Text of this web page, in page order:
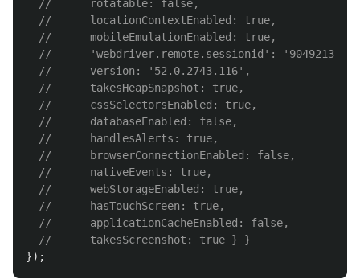
//      rotatable: false,
//      locationContextEnabled: true,
//      mobileEmulationEnabled: true,
//      'webdriver.remote.sessionid': '9049213d-
//      version: '52.0.2743.116',
//      takesHeapSnapshot: true,
//      cssSelectorsEnabled: true,
//      databaseEnabled: false,
//      handlesAlerts: true,
//      browserConnectionEnabled: false,
//      nativeEvents: true,
//      webStorageEnabled: true,
//      hasTouchScreen: true,
//      applicationCacheEnabled: false,
//      takesScreenshot: true } }
});